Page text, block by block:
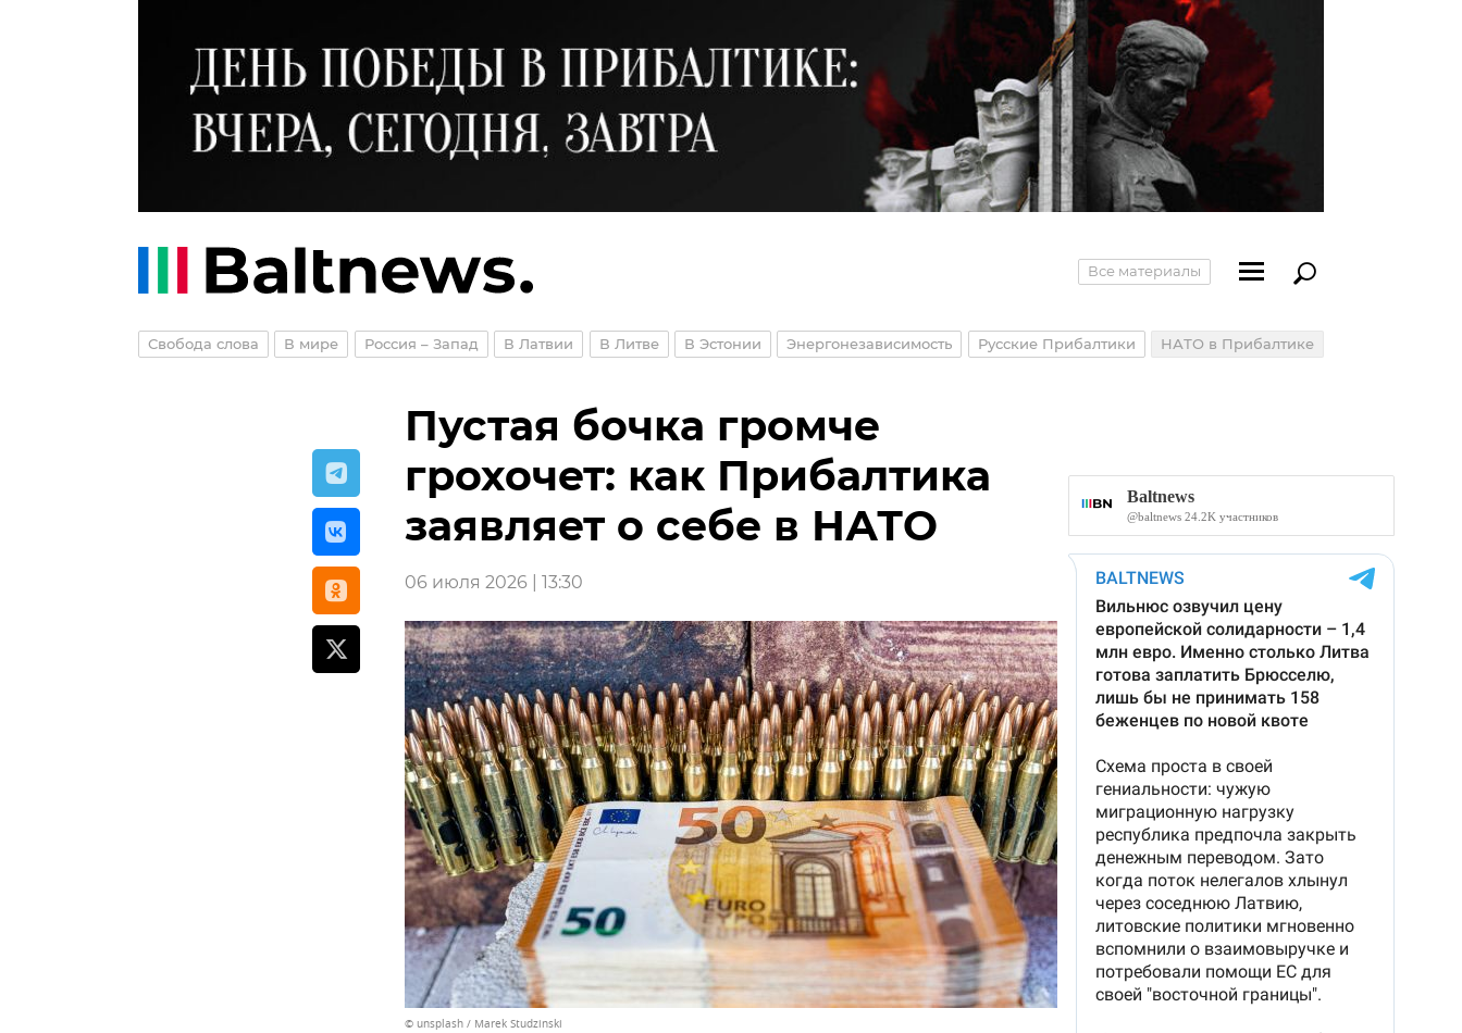
Все материалы
Свобода слова В мире Россия – Запад В Латвии В Литве В Эстонии Энергонезависимость Русские Прибалтики НАТО в Прибалтике
Пустая бочка громче
грохочет: как Прибалтика
заявляет о себе в НАТО
06 июля 2026 | 13:30
© unsplash / Marek Studzinski